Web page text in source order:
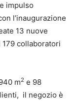
impulso
l’inaugurazione
13 nuove
collaboratori
m2 e 98
il negozio è